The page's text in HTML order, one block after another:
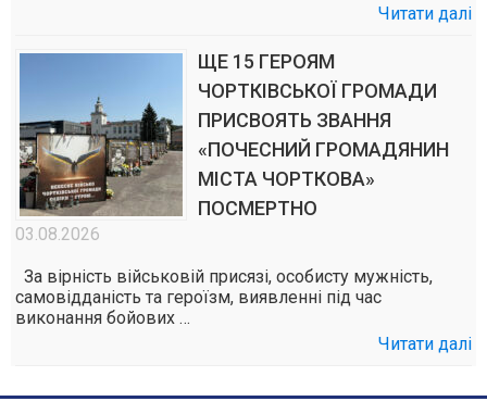
Читати далі
ЩЕ 15 ГЕРОЯМ
ЧОРТКІВСЬКОЇ ГРОМАДИ
ПРИСВОЯТЬ ЗВАННЯ
«ПОЧЕСНИЙ ГРОМАДЯНИН
МІСТА ЧОРТКОВА»
ПОСМЕРТНО
03.08.2026
За вірність військовій присязі, особисту мужність,
самовідданість та героїзм, виявленні під час
виконання бойових …
Читати далі